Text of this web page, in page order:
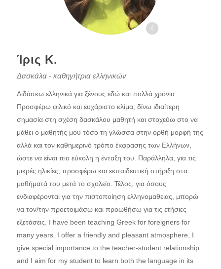
Ίρις Κ. - daskaloi.gr
Ίρις Κ.
Δασκάλα - καθηγήτρια ελληνικών
Διδάσκω ελληνικά για ξένους εδώ και πολλά χρόνια.
Προσφέρω φιλικό και ευχάριστο κλίμα, δίνω ιδιαίτερη
σημασία στη σχέση δασκάλου μαθητή και στοχεύω στο να
μάθει ο μαθητής μου τόσο τη γλώσσα στην ορθή μορφή της
αλλά και τον καθημερινό τρόπο έκφρασης των Ελλήνων,
ώστε να είναι πιο εύκολη η ένταξη του. Παράλληλα, για τις
μικρές ηλικίες, προσφέρω και εκπαιδευτική στήριξη στα
μαθήματά του μετά το σχολείο. Τέλος, για όσους
ενδιαφέρονται για την πιστοποίηση ελληνομαθειας, μπορώ
να τον/την προετοιμάσω και προωθήσω για τις ετήσιες
εξετάσεις. I have been teaching Greek for foreigners for
many years. I offer a friendly and pleasant atmosphere, I
give special importance to the teacher-student relationship
and I aim for my student to learn both the language in its